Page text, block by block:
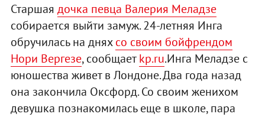
Старшая дочка певца Валерия Меладзе
собирается выйти замуж. 24-летняя Инга
обручилась на дняхсо своим бойфрендом
Нори Вергезе, сообщаетkp.ru.Инга Меладзе с
юношества живет в Лондоне. Два года назад
она закончила Оксфорд. Со своим женихом
девушка познакомилась еще в школе, пара